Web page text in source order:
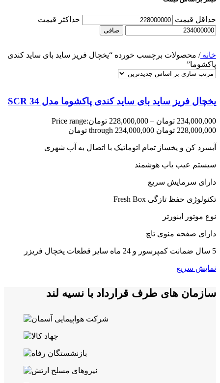
حداقل قیمت حداكثر قيمت
صافی
خانه/ محصولات برچسب خورده “یخچال فریز ساید بای ساید کندی
پاکشوما”
یخچال فریز ساید بای ساید کندی پاکشوما مدل SCR 34
234,000,000 تومان –
228,000,000 تومانPrice range:
228,000,000 تومان through 234,000,000 تومان
آبسرد کن و یخساز تمام اتوماتیک با اتصال به آب شهری
سیستم عیب یاب هوشمند
دارای سرمایش سریع
تکنولوژی حفظ تازگی Fresh Box
نوع موتور اینورتر
دارای صفحه منوی تاچ
5 سال ضمانت کمپرسور و 24 ماه سایر قطعات یخچال فریزر
نمایش سریع
سازمان های طرف قرارداد با نسیه لند